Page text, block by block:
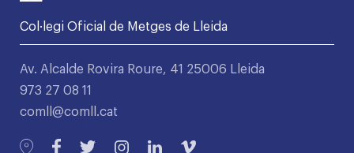
Col·legi Oficial de Metges de Lleida
Av. Alcalde Rovira Roure, 41 25006 Lleida
973 27 08 11
comll@comll.cat